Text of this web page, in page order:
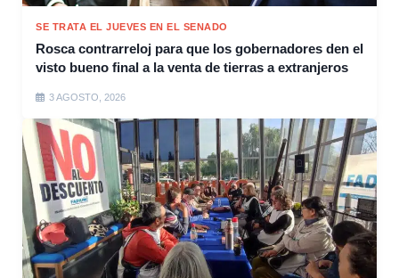
SE TRATA EL JUEVES EN EL SENADO
Rosca contrarreloj para que los gobernadores den el
visto bueno final a la venta de tierras a extranjeros
3 AGOSTO, 2026